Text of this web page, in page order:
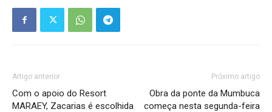
Artigo anterior
Com o apoio do Resort
MARAEY, Zacarias é escolhida
Próximo artigo
Obra da ponte da Mumbuca
começa nesta segunda-feira